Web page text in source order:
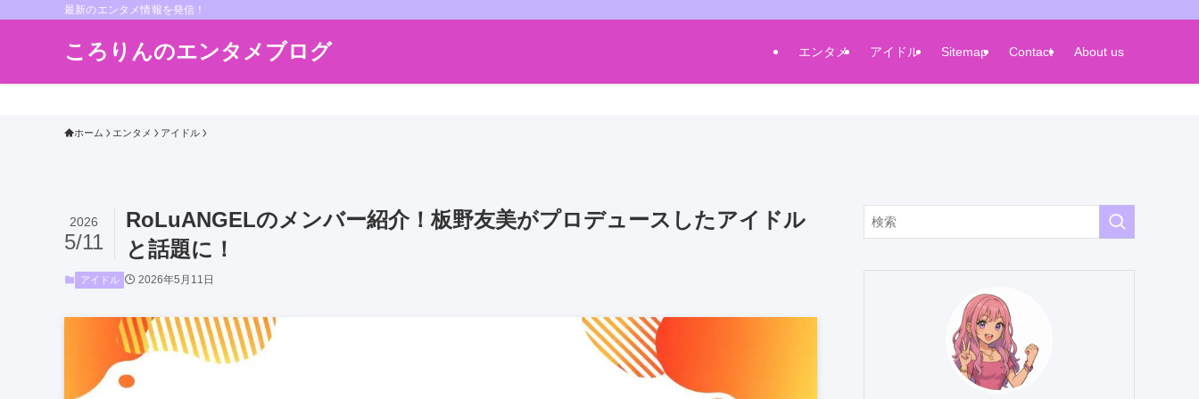
最新のエンタメ情報を発信！
ころりんのエンタメブログ エンタメ アイドル Sitemap Contact About us
ホーム エンタメ アイドル
RoLuANGELのメンバー紹介！板野友美がプロデュースしたアイドル
と話題に！
2026
5/11
アイドル 2026年5月11日